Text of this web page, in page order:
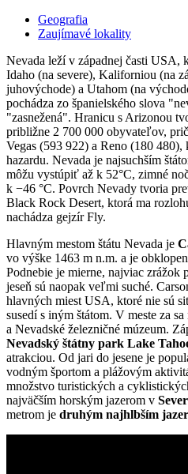
Geografia
Zaujímavé lokality
Nevada leží v západnej časti USA,
Idaho (na severe), Kaliforniou (na
juhovýchode) a Utahom (na
pochádza zo španielského slova
"zasnežená". Hranicu s Arizonou
približne 2 700 000 obyvateľov,
Vegas (593 922) a Reno (180 480),
hazardu. Nevada je najsuchším
môžu vystúpiť až k 52°C, zimné
k −46 °C. Povrch Nevady tvoria
Black Rock Desert, ktorá ma
nachádza gejzír Fly.
Hlavným mestom štátu Nevada je
vo výške 1463 m n.m. a je
Podnebie je mierne, najviac zrážok
jeseň sú naopak veľmi suché.
hlavných miest USA, ktoré nie sú
susedí s iným štátom. V meste za
a Nevadské železničné múzeum.
Nevadský štátny park Lake
atrakciou. Od jari do jesene je
vodným športom a plážovým
množstvo turistických a
najväčším horským jazerom v
metrom je druhým najhlbším